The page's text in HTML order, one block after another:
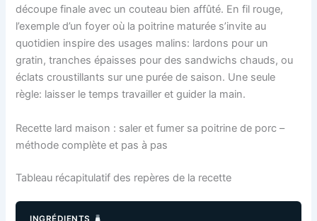
découpe finale avec un couteau bien affûté. En fil rouge,
l’exemple d’un foyer où la poitrine maturée s’invite au
quotidien inspire des usages malins: lardons pour un
gratin, tranches épaisses pour des sandwichs chauds, ou
éclats croustillants sur une purée de saison. Une seule
règle: laisser le temps travailler et guider la main.
Recette lard maison : saler et fumer sa poitrine de porc –
méthode complète et pas à pas
Tableau récapitulatif des repères de la recette